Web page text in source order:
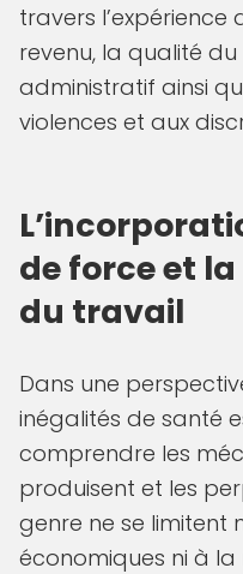
travers l’expérience
revenu, la qualité
administratif ainsi
violences et aux
de force et
du travail
Dans une
inégalités de santé
comprendre les
produisent et les
genre ne se limitent
économiques ni à